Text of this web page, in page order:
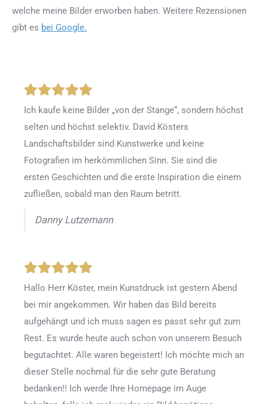
welche meine Bilder erworben haben. Weitere Rezensionen
gibt es bei Google.
Ich kaufe keine Bilder „von der Stange“, sondern höchst
selten und höchst selektiv. David Kösters
Landschaftsbilder sind Kunstwerke und keine
Fotografien im herkömmlichen Sinn. Sie sind die
ersten Geschichten und die erste Inspiration die einem
zufließen, sobald man den Raum betritt.
Danny Lutzemann
Hallo Herr Köster, mein Kunstdruck ist gestern Abend
bei mir angekommen. Wir haben das Bild bereits
aufgehängt und ich muss sagen es passt sehr gut zum
Rest. Es wurde heute auch schon von unserem Besuch
begutachtet. Alle waren begeistert! Ich möchte mich an
dieser Stelle nochmal für die sehr gute Beratung
bedanken!! Ich werde Ihre Homepage im Auge